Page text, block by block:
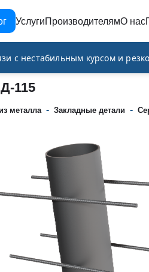
УслугиПроизводителямО нас
с нестабильным курсом и
115
металла - Закладные детали -